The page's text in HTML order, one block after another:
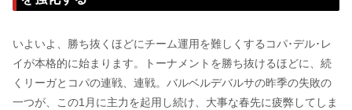
いよいよ、勝ち抜くほどにチーム運用を難しくするコパ･デル･レ
イが本格的に始まります。トーナメントを勝ち抜けるほどに、続
くリーガとコパの連戦、連戦。バルベルデバルサの昨季の失敗の
一つが、この1月に主力を起用し続け、大事な春先に疲弊してしま